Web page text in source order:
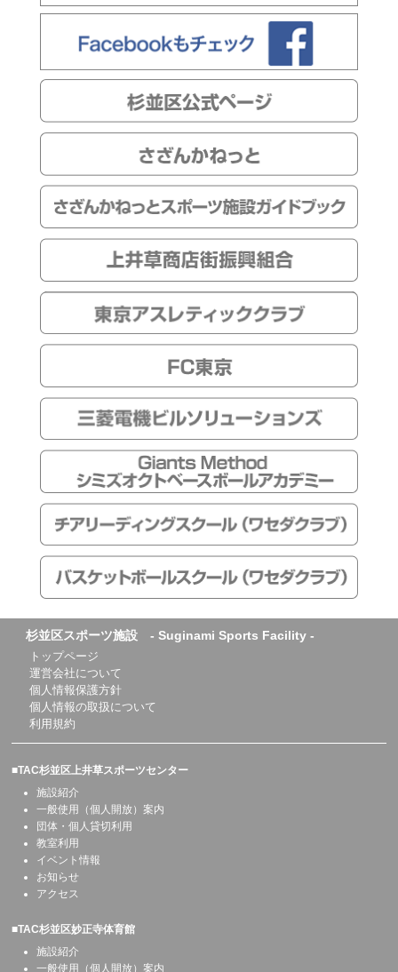
杉並区スポーツ施設 - Suginami Sports Facility -
トップページ
運営会社について
個人情報保護方針
個人情報の取扱について
利用規約
■TAC杉並区上井草スポーツセンター
施設紹介
一般使用（個人開放）案内
団体・個人貸切利用
教室利用
イベント情報
お知らせ
アクセス
■TAC杉並区妙正寺体育館
施設紹介
一般使用（個人開放）案内